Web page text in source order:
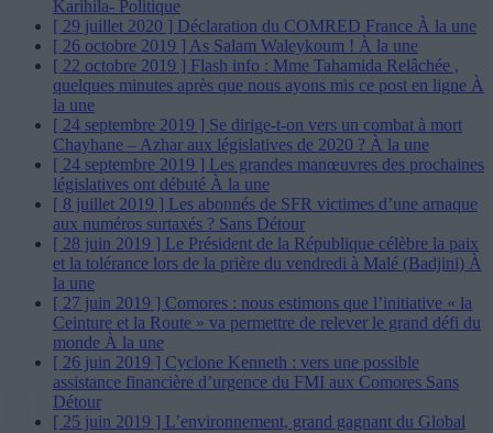
Karihila- Politique
[ 29 juillet 2020 ] Déclaration du COMRED France À la une
[ 26 octobre 2019 ] As Salam Waleykoum ! À la une
[ 22 octobre 2019 ] Flash info : Mme Tahamida Relâchée ,
quelques minutes après que nous ayons mis ce post en ligne À
la une
[ 24 septembre 2019 ] Se dirige-t-on vers un combat à mort
Chayhane – Azhar aux législatives de 2020 ? À la une
[ 24 septembre 2019 ] Les grandes manœuvres des prochaines
législatives ont débuté À la une
[ 8 juillet 2019 ] Les abonnés de SFR victimes d’une arnaque
aux numéros surtaxés ? Sans Détour
[ 28 juin 2019 ] Le Président de la République célèbre la paix
et la tolérance lors de la prière du vendredi à Malé (Badjini) À
la une
[ 27 juin 2019 ] Comores : nous estimons que l’initiative « la
Ceinture et la Route » va permettre de relever le grand défi du
monde À la une
[ 26 juin 2019 ] Cyclone Kenneth : vers une possible
assistance financière d’urgence du FMI aux Comores Sans
Détour
[ 25 juin 2019 ] L’environnement, grand gagnant du Global